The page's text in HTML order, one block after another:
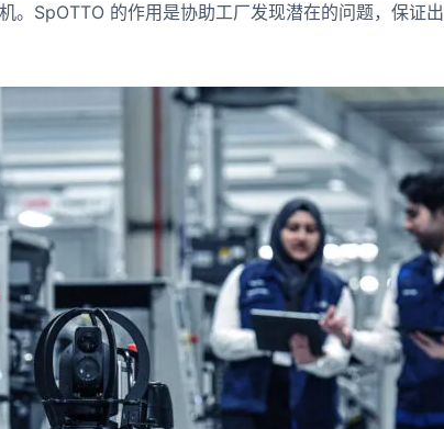
SpOTTO 的作用是协助工厂发现潜在的问题，保证出